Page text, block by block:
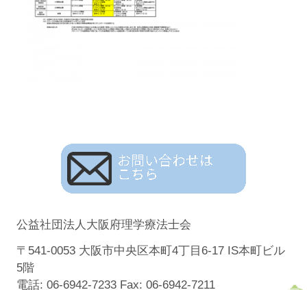
公益社団法人大阪府理学療法士会
〒541-0053 大阪市中央区本町4丁目6-17 IS本町ビル
5階
電話: 06-6942-7233 Fax: 06-6942-7211